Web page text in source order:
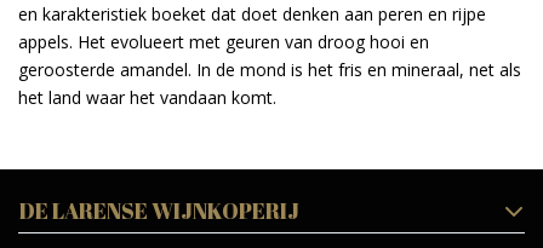
en karakteristiek boeket dat doet denken aan peren en rijpe
appels. Het evolueert met geuren van droog hooi en
geroosterde amandel. In de mond is het fris en mineraal, net als
het land waar het vandaan komt.
DE LARENSE WIJNKOPERIJ